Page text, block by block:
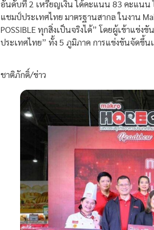
อันดับที่ 2 เหรียญเงิน ได้คะแนน 83 คะแนน
แชมป์ประเทศไทย มาตรฐานสากล ในงาน
POSSIBLE ทุกสิ่งเป็นจริงได้” โดยผู้เข้าแข่
ประเทศไทย” ทั้ง 5 ภูมิภาค การแข่งขันจัดขึ้
ชาติภักดิ์/ข่าว